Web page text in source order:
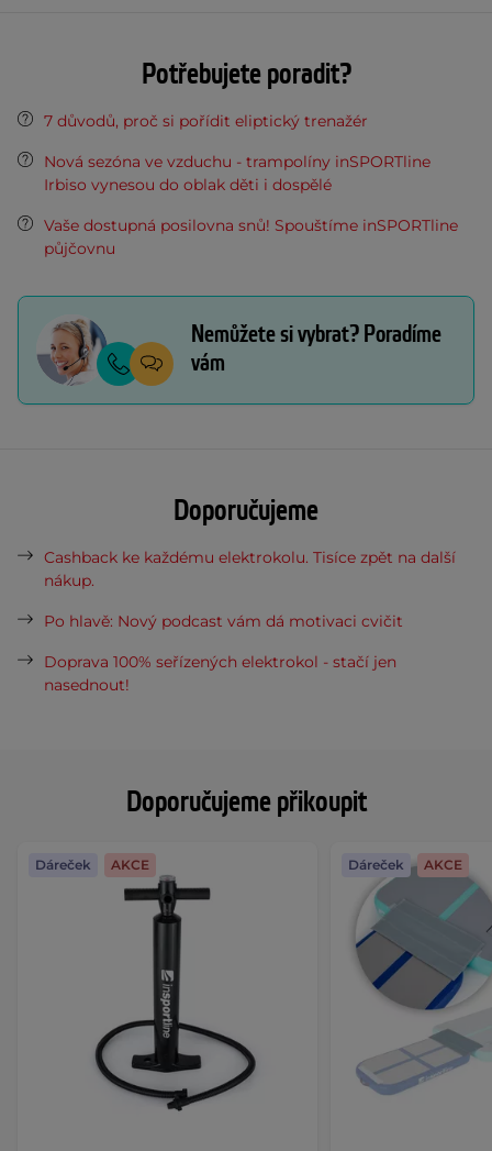
Doporučujeme přikoupit
Dáreček AKCE Dáreček AKCE
Potřebujete poradit?
7 důvodů, proč si pořídit eliptický trenažér
Nová sezóna ve vzduchu - trampolíny inSPORTline
Irbiso vynesou do oblak děti i dospělé
Vaše dostupná posilovna snů! Spouštíme inSPORTline
půjčovnu
Nemůžete si vybrat? Poradíme
vám
Doporučujeme
Cashback ke každému elektrokolu. Tisíce zpět na další
nákup.
Po hlavě: Nový podcast vám dá motivaci cvičit
Doprava 100% seřízených elektrokol - stačí jen
nasednout!